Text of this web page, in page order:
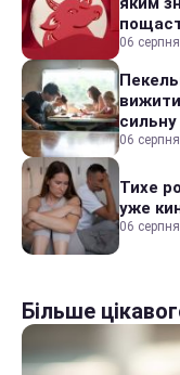
06
06
Тихе
уже
06
Більше